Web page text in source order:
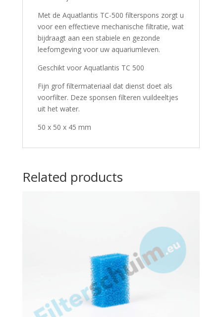
Met de Aquatlantis TC-500 filterspons zorgt u
voor een effectieve mechanische filtratie, wat
bijdraagt aan een stabiele en gezonde
leefomgeving voor uw aquariumleven.
Geschikt voor Aquatlantis TC 500
Fijn grof filtermateriaal dat dienst doet als
voorfilter. Deze sponsen filteren vuildeeltjes
uit het water.
50 x 50 x 45 mm
Related products